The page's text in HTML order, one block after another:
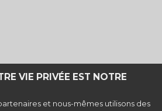
VIE PRIVÉE EST NOTRE
et nous-mêmes utilisons des
Haut de page